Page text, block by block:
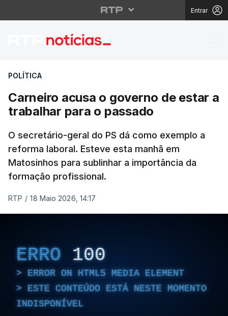
Entrar
Carneiro acusa o
POLÍTICA
Carneiro acusa o governo de estar a
trabalhar para o passado
O secretário-geral do PS dá como exemplo a
reforma laboral. Esteve esta manhã em
Matosinhos para sublinhar a importância da
formação profissional.
RTP / 18 Maio 2026, 14:17
ERRO 100
ERROR ON HTML5 MEDIA ELEMENT
ESTE CONTEÚDO ESTÁ NESTE MOMENTO
INDISPONÍVEL